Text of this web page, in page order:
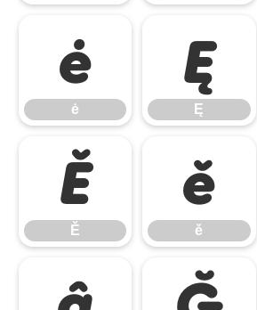
ė
ė
Ę
Ę
Ě
Ě
ě
ě